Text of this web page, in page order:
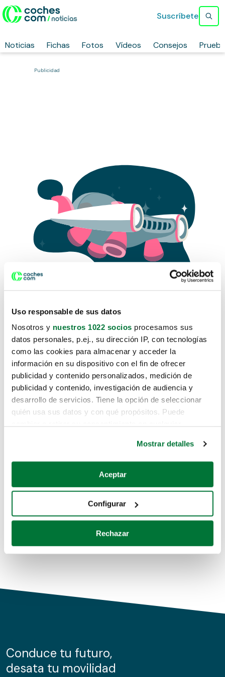
Uso responsable de sus datos
Nosotros y nuestros 1022 socios procesamos sus
datos personales, p.ej., su dirección IP, con tecnologías
como las cookies para almacenar y acceder la
información en su dispositivo con el fin de ofrecer
publicidad y contenido personalizados, medición de
publicidad y contenido, investigación de audiencia y
desarrollo de servicios. Tiene la opción de seleccionar
quién usa sus datos y con qué propósitos. Puede
Si lo permite, también quisiéramos:
Recopilar información sobre su ubicación geográfica
Identificar su dispositivo analizándolo activamente
para buscar características específicas (huellas
Obtenga más información sobre cómo se procesan sus
de cookies.
información sobre el uso que haga del sitio web con
nuestros partners de redes sociales, publicidad y análisis
Mostrar detalles
Aceptar
Configurar
Rechazar
Noticias Fichas Fotos Vídeos Consejos
Suscríbete
Publicidad
Lo sentimos, no sabemos como
te hemos traido hasta aquí.
Pero puedes encontrar el coche que estás
buscando en alguno de estos enlaces:
Coches de segunda mano
Coches de km0
Conduce tu futuro,
desata tu movilidad